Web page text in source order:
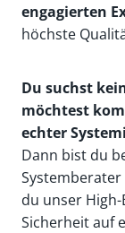
engagierten
höchste
Du suchst
möchtest
echter
Dann bist du
du unser
Sicherheit auf